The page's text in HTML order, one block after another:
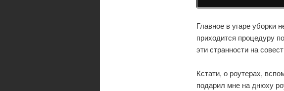
Главное в угаре уборки
приходится процедуру
эти странности на
Кстати, о роутерах,
подарил мне на днюху